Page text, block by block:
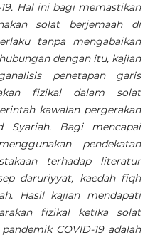
Hal ini bagi memastikan
solat berjemaah di
tanpa mengabaikan
dengan itu, kajian
penetapan garis
fizikal dalam solat
kawalan pergerakan
Syariah. Bagi mencapai
pendekatan
terhadap literatur
daruriyyat, kaedah fiqh
Hasil kajian mendapati
fizikal ketika solat
COVID-19 adalah